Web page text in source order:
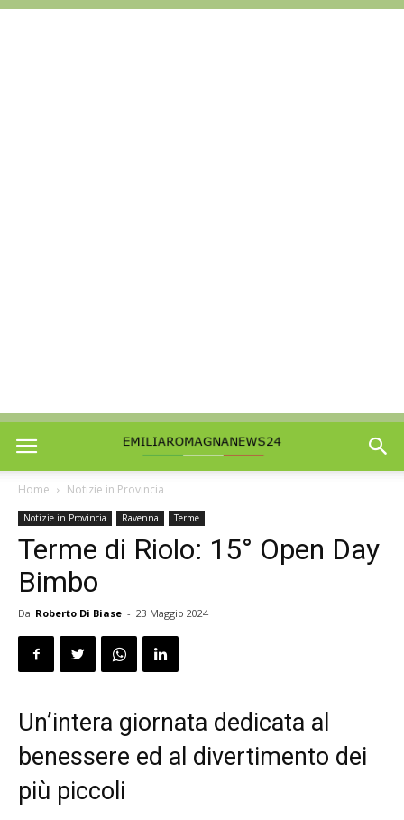
Home Notizie in Provincia
Notizie in Provincia Ravenna Terme
Terme di Riolo: 15° Open Day
Bimbo
Da Roberto Di Biase - 23 Maggio 2024
Un’intera giornata dedicata al
benessere ed al divertimento dei
più piccoli